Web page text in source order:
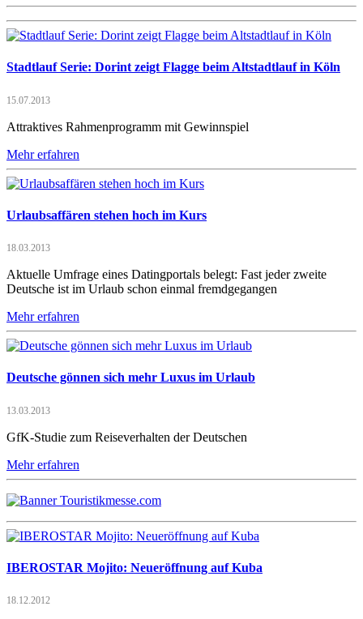
Stadtlauf Serie: Dorint zeigt Flagge beim Altstadtlauf in Köln
15.07.2013
Attraktives Rahmenprogramm mit Gewinnspiel
Mehr erfahren
Urlaubsaffären stehen hoch im Kurs
18.03.2013
Aktuelle Umfrage eines Datingportals belegt: Fast jeder zweite
Deutsche ist im Urlaub schon einmal fremdgegangen
Mehr erfahren
Deutsche gönnen sich mehr Luxus im Urlaub
13.03.2013
GfK-Studie zum Reiseverhalten der Deutschen
Mehr erfahren
IBEROSTAR Mojito: Neueröffnung auf Kuba
18.12.2012